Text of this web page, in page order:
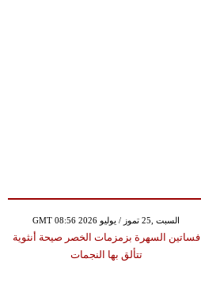
GMT 08:56 2026 السبت ,25 تموز / يوليو
فساتين السهرة بزمزمات الخصر صيحة أنثوية
تتألق بها النجمات